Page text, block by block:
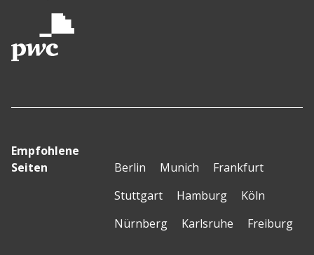
Empfohlene
Seiten
Berlin Munich
Frankfurt
Stuttgart
Hamburg
Köln
Nürnberg
Karlsruhe Freiburg